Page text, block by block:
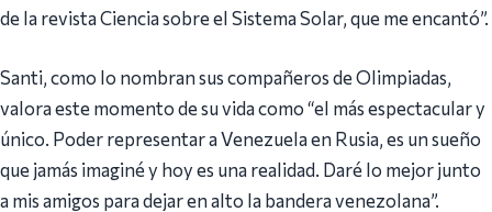
de la revista Ciencia sobre el Sistema Solar, que me encantó”.
Santi, como lo nombran sus compañeros de Olimpiadas,
valora este momento de su vida como “el más espectacular y
único. Poder representar a Venezuela en Rusia, es un sueño
que jamás imaginé y hoy es una realidad. Daré lo mejor junto
a mis amigos para dejar en alto la bandera venezolana”.